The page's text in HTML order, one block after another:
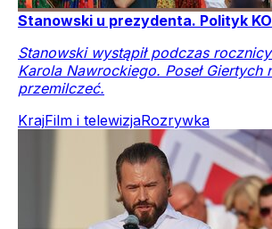
Stanowski u prezydenta. Polityk
Stanowski wystąpił podczas
Karola Nawrockiego. Poseł Giertych
przemilczeć.
KrajFilm i telewizjaRozrywka